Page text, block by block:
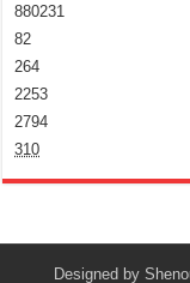
880231
82
264
2253
2794
310